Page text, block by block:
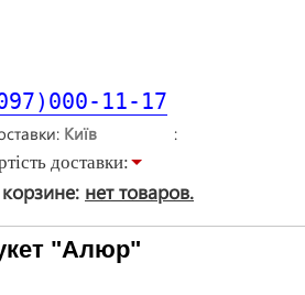
11-17
доставки:
нет товаров.
"Алюр"